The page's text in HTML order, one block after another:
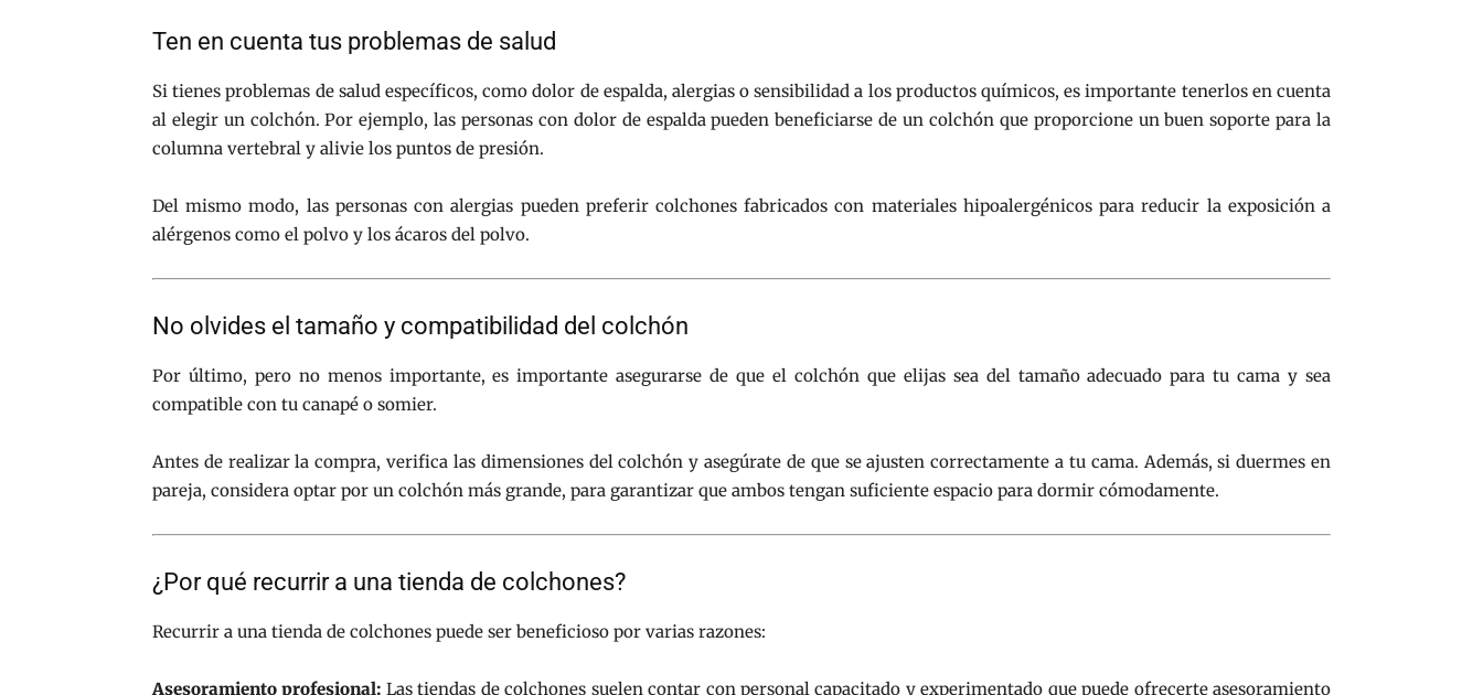
Ten en cuenta tus problemas de salud
Si tienes problemas de salud específicos, como dolor de espalda, alergias o sensibilidad a los productos químicos, es importante tenerlos en cuenta
al elegir un colchón. Por ejemplo, las personas con dolor de espalda pueden beneficiarse de un colchón que proporcione un buen soporte para la
columna vertebral y alivie los puntos de presión.
Del mismo modo, las personas con alergias pueden preferir colchones fabricados con materiales hipoalergénicos para reducir la exposición a
alérgenos como el polvo y los ácaros del polvo.
No olvides el tamaño y compatibilidad del colchón
Por último, pero no menos importante, es importante asegurarse de que el colchón que elijas sea del tamaño adecuado para tu cama y sea
compatible con tu canapé o somier.
Antes de realizar la compra, verifica las dimensiones del colchón y asegúrate de que se ajusten correctamente a tu cama. Además, si duermes en
pareja, considera optar por un colchón más grande, para garantizar que ambos tengan suficiente espacio para dormir cómodamente.
¿Por qué recurrir a una tienda de colchones?
Recurrir a una tienda de colchones puede ser beneficioso por varias razones:
Asesoramiento profesional: Las tiendas de colchones suelen contar con personal capacitado y experimentado que puede ofrecerte asesoramiento